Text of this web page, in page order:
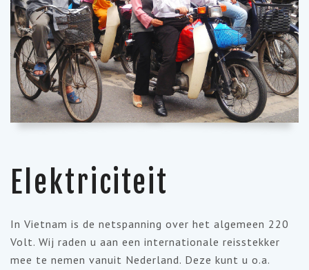
Elektriciteit
In Vietnam is de netspanning over het algemeen 220
Volt. Wij raden u aan een internationale reisstekker
mee te nemen vanuit Nederland. Deze kunt u o.a.